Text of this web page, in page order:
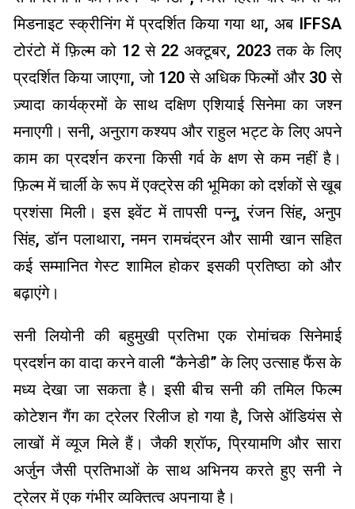
मिडनाइट स्क्रीनिंग में प्रदर्शित किया गया था, अब IFFSA
टोरंटो में फ़िल्म को 12 से 22 अक्टूबर, 2023 तक के लिए
प्रदर्शित किया जाएगा, जो 120 से अधिक फिल्मों और 30 से
ज़्यादा कार्यक्रमों के साथ दक्षिण एशियाई सिनेमा का जश्न
मनाएगी। सनी, अनुराग कश्यप और राहुल भट्ट के लिए अपने
काम का प्रदर्शन करना किसी गर्व के क्षण से कम नहीं है।
फ़िल्म में चार्ली के रूप में एक्ट्रेस की भूमिका को दर्शकों से खूब
प्रशंसा मिली। इस इवेंट में तापसी पन्नू, रंजन सिंह, अनुप
सिंह, डॉन पलाथारा, नमन रामचंद्रन और सामी खान सहित
कई सम्मानित गेस्ट शामिल होकर इसकी प्रतिष्ठा को और
बढ़ाएंगे।
सनी लियोनी की बहुमुखी प्रतिभा एक रोमांचक सिनेमाई
प्रदर्शन का वादा करने वाली “कैनेडी” के लिए उत्साह फैंस के
मध्य देखा जा सकता है। इसी बीच सनी की तमिल फिल्म
कोटेशन गैंग का ट्रेलर रिलीज हो गया है, जिसे ऑडियंस से
लाखों में व्यूज मिले हैं। जैकी श्रॉफ, प्रियामणि और सारा
अर्जुन जैसी प्रतिभाओं के साथ अभिनय करते हुए सनी ने
ट्रेलर में एक गंभीर व्यक्तित्व अपनाया है।